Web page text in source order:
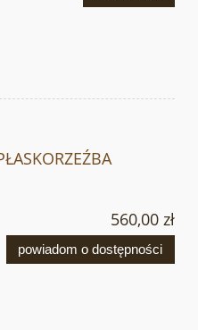
560,00 zł
powiadom o dostępności